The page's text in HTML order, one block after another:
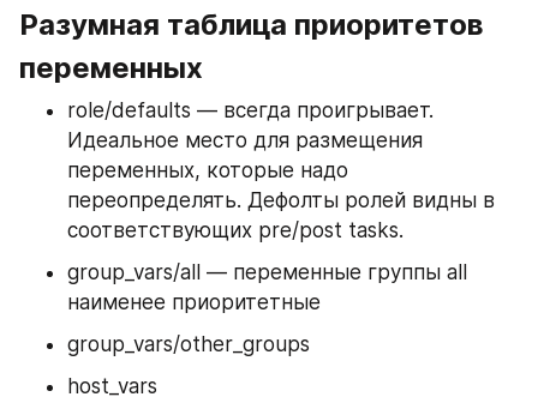
Разумная таблица приоритетов
переменных
role/defaults — всегда проигрывает.
Идеальное место для размещения
переменных, которые надо
переопределять. Дефолты ролей видны в
соответствующих pre/post tasks.
group_vars/all — переменные группы all
наименее приоритетные
group_vars/other_groups
host_vars